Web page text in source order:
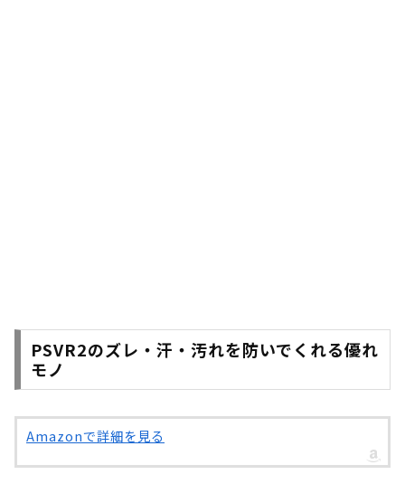
PSVR2のズレ・汗・汚れを防いでくれる優れ
モノ
Amazonで詳細を見る